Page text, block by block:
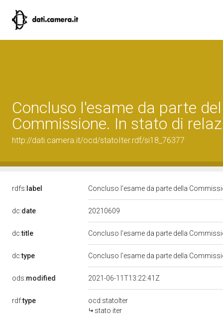
Concluso l'esame da parte
Commissione. In stato di
http://dati.camera.it/ocd/statoIter.rdf/si18_76377
rdfs: label Concluso l'esame da parte della
dc:date 20210609
dc:title Concluso l'esame da parte della
dc:type Concluso l'esame da parte della
ods:modified 2021-06-11T13:22:41Z
rdf:type
ocd:statoIter
stato iter